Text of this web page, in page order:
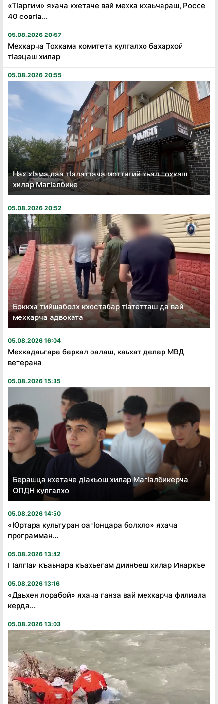
«Тӏаргим» яхача кхетаче вай мехка кхаьчараш, Россе
40 совгӏа...
05.08.2026 20:57
Мехкарча Тохкама комитета кулгалхо бахархой
тӏаэцаш хилар
05.08.2026 20:55
Нах хӏама даа тӏалаттача моттигий хьал тохкаш
хилар Магӏалбике
05.08.2026 20:52
Боккха тийшаболх кхостабар тӏатетташ да вай
мехкарча адвоката
05.08.2026 16:04
Мехкадаьгара баркал оалаш, каьхат делар МВД
ветерана
05.08.2026 15:35
Берашца кхетаче дӏахьош хилар Магӏалбикерча
ОПДН кулгалхо
05.08.2026 14:50
«Юртара культуран оагӏонцара болхло» яхача
программан...
05.08.2026 13:42
Гӏалгӏай къаьнара къахьегам дийнбеш хилар Инаркъе
05.08.2026 13:16
«Даьхен лорабой» яхача ганза вай мехкарча филиала
керда...
05.08.2026 13:03